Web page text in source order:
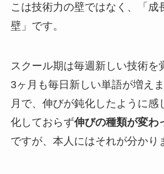
こは技術力の壁ではなく、「成
壁」です。
スクール期は毎週新しい技術を
3ヶ月も毎日新しい単語が増え
月で、伸びが鈍化したように感
化しておらず伸びの種類が変わ
ですが、本人にはそれが分かり